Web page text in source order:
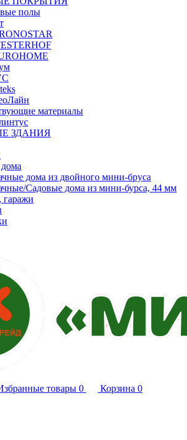
полы
материалы
ЗДАНИЯ
дома из двойного мини-бруса
Садовые дома из мини-бурса, 44 мм
гаражи
товары 0 Корзина 0